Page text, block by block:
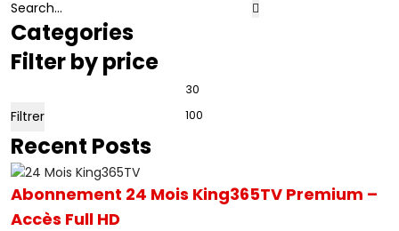
Categories
Filter by price
Prix
min
Filtrer
Recent Posts
Abonnement 24 Mois King365TV Premium –
Accès Full HD